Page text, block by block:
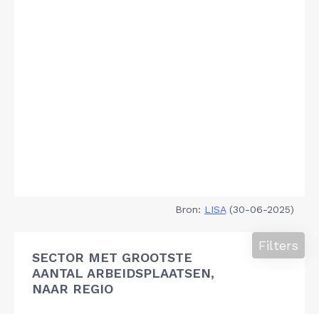
Bron: LISA(30-06-2025)
SECTOR MET GROOTSTE
AANTAL ARBEIDSPLAATSEN,
NAAR REGIO
Filters